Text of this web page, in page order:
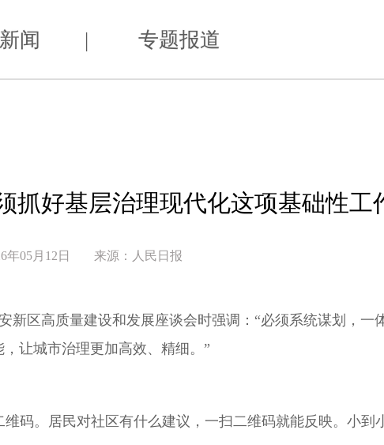
闻 | 专题报道
抓好基层治理现代化这项基础性工
年05月12日 来源：人民日报
区高质量建设和发展座谈会时强调：“必须系统谋划，一
让城市治理更加高效、精细。”
码。居民对社区有什么建议，一扫二维码就能反映。小到